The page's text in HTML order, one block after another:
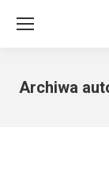
Archiwa